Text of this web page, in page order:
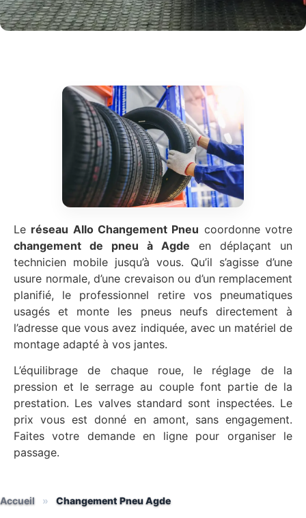
Le réseau Allo Changement Pneu coordonne votre
changement de pneu à Agde en déplaçant un
technicien mobile jusqu’à vous. Qu’il s’agisse d’une
usure normale, d’une crevaison ou d’un remplacement
planifié, le professionnel retire vos pneumatiques
usagés et monte les pneus neufs directement à
l’adresse que vous avez indiquée, avec un matériel de
montage adapté à vos jantes.
L’équilibrage de chaque roue, le réglage de la
pression et le serrage au couple font partie de la
prestation. Les valves standard sont inspectées. Le
prix vous est donné en amont, sans engagement.
Faites votre demande en ligne pour organiser le
passage.
Accueil » Changement Pneu Agde